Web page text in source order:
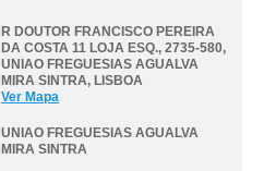
R DOUTOR FRANCISCO PEREIRA
DA COSTA 11 LOJA ESQ., 2735-580,
UNIAO FREGUESIAS AGUALVA
MIRA SINTRA, LISBOA
Ver Mapa
UNIAO FREGUESIAS AGUALVA
MIRA SINTRA